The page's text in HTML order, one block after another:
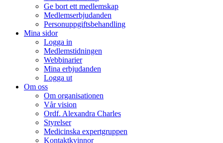
Ge bort ett medlemskap
Medlemserbjudanden
Personuppgiftsbehandling
Mina sidor
Logga in
Medlemstidningen
Webbinarier
Mina erbjudanden
Logga ut
Om oss
Om organisationen
Vår vision
Ordf. Alexandra Charles
Styrelser
Medicinska expertgruppen
Kontaktkvinnor